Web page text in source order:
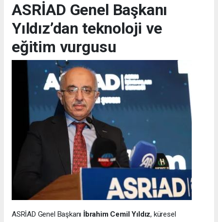
ASRİAD Genel Başkanı
Yıldız’dan teknoloji ve
eğitim vurgusu
ASRİAD Genel Başkanı İbrahim Cemil Yıldız, küresel